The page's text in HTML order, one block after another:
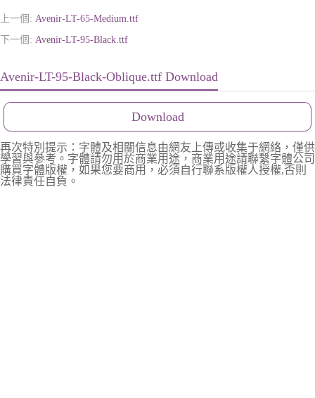
上一個: Avenir-LT-65-Medium.ttf
下一個: Avenir-LT-95-Black.ttf
Avenir-LT-95-Black-Oblique.ttf Download
Download
再次特別提示：字體及相關信息由網友上傳或收集于網絡，僅供
學習與參考。字體請勿用於商業用途，商業用途請聯繫字體公司
購買字體版權，如果您要商用，必須自行聯系版權人授權,否則
法律責任自負。